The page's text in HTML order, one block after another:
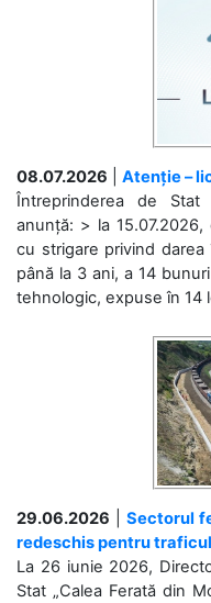
08.07.2026
Atenție –
Întreprinderea de Stat
anunță: > la
cu strigare privind
până la 3 ani, a 14
tehnologic, expuse în 14
29.06.2026
Sectorul
redeschis pentru
La 26 iunie 2026,
Stat „Calea Ferată din